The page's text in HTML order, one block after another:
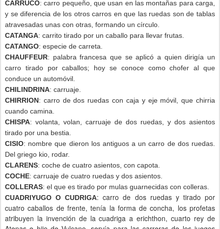
CARRUCO: carro pequeño, que usan en las montañas para carga,
y se diferencia de los otros carros en que las ruedas son de tablas
atravesadas unas con otras, formando un círculo.
CATANGA: carrito tirado por un caballo para llevar frutas.
CATANGO: especie de carreta.
CHAUFFEUR: palabra francesa que se aplicó a quien dirigía un
carro tirado por caballos; hoy se conoce como chofer al que
conduce un automóvil.
CHILINDRINA: carruaje.
CHIRRION: carro de dos ruedas con caja y eje móvil, que chirria
cuando camina.
CHISPA: volanta, volan, carruaje de dos ruedas, y dos asientos
tirado por una bestia.
CISIO: nombre que dieron los antiguos a un carro de dos ruedas.
Del griego kio, rodar.
CLARENS: coche de cuatro asientos, con capota.
COCHE: carruaje de cuatro ruedas y dos asientos.
COLLERAS: el que es tirado por mulas guarnecidas con colleras.
CUADRIYUGO O CUDRIGA: carro de dos ruedas y tirado por
cuatro caballos de frente, tenía la forma de concha, los profetas
atribuyen la invención de la cuadriga a erichthon, cuarto rey de